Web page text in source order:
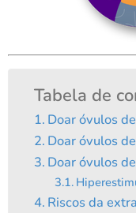
Tabela de
Doar óvulos
Doar óvulos
Doar óvulos
Riscos da